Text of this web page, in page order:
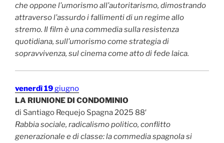
che oppone l’umorismo all’autoritarismo, dimostrando
attraverso l’assurdo i fallimenti di un regime allo
stremo. Il film è una commedia sulla resistenza
quotidiana, sull’umorismo come strategia di
sopravvivenza, sul cinema come atto di fede laica.
venerdì 19giugno
LA RIUNIONE DI CONDOMINIO
di Santiago Requejo Spagna 2025 88′
Rabbia sociale, radicalismo politico, conflitto
generazionale e di classe: la commedia spagnola si